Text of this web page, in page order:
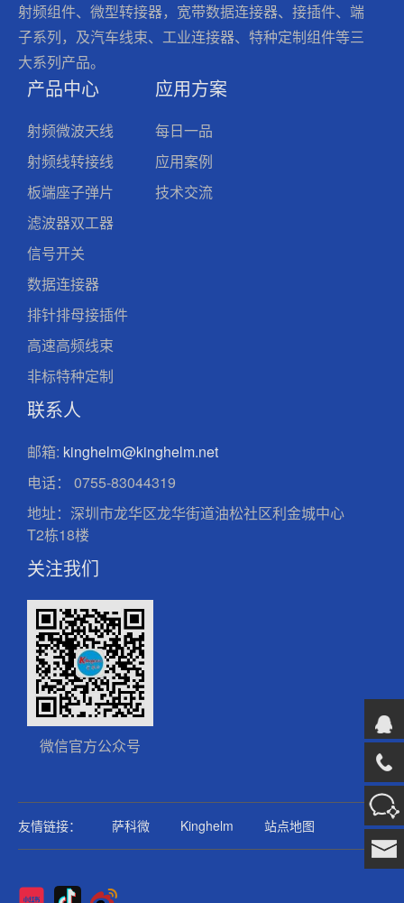
射频组件、微型转接器，宽带数据连接器、接插件、端
子系列，及汽车线束、工业连接器、特种定制组件等三
大系列产品。
产品中心
射频微波天线
射频线转接线
板端座子弹片
滤波器双工器
信号开关
数据连接器
排针排母接插件
高速高频线束
非标特种定制
应用方案
每日一品
应用案例
技术交流
联系人
邮箱: kinghelm@kinghelm.net
电话：
0755-83044319
地址：深圳市龙华区龙华街道油松社区利金城中心
T2栋18楼
关注我们
微信官方公众号
友情链接： 萨科微 Kinghelm 站点地图